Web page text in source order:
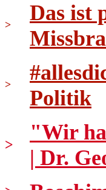
>
Das ist
>
Politik
>
"Wir
| Dr.